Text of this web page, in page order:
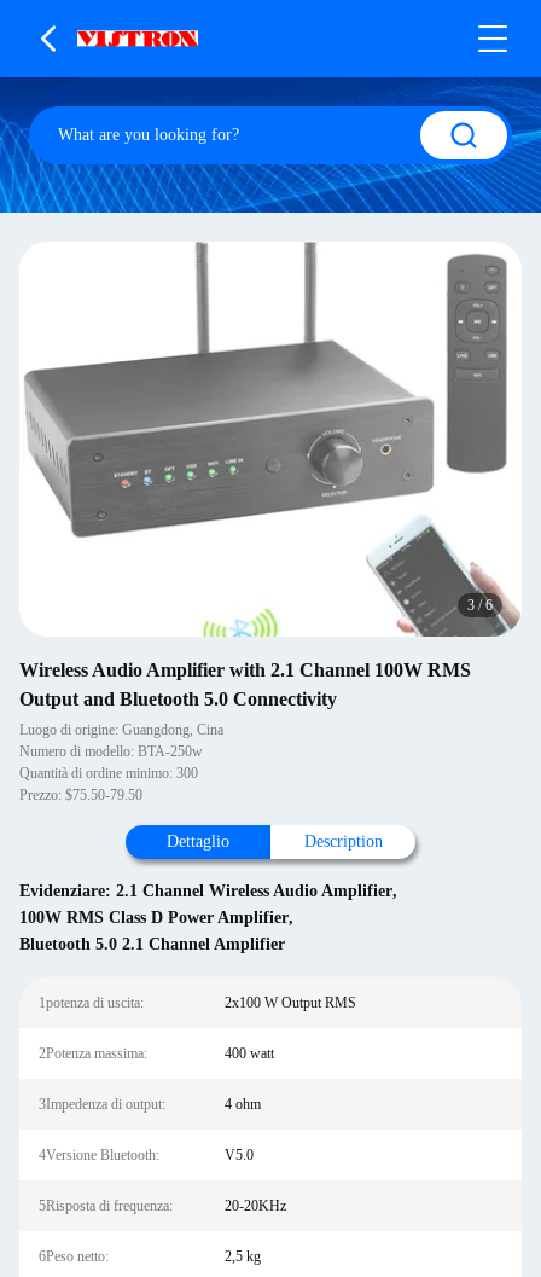
3 /6
Wireless Audio Amplifier with 2.1 Channel 100W RMS
Output and Bluetooth 5.0 Connectivity
Luogo di origine: Guangdong, Cina
Numero di modello: BTA-250w
Quantità di ordine minimo: 300
Prezzo: $75.50-79.50
Dettaglio Description
Evidenziare: 2.1 Channel Wireless Audio Amplifier,
100W RMS Class D Power Amplifier,
Bluetooth 5.0 2.1 Channel Amplifier
1potenza di uscita: 2x100 W Output RMS
2Potenza massima: 400 watt
3Impedenza di output: 4 ohm
4Versione Bluetooth: V5.0
5Risposta di frequenza: 20-20KHz
6Peso netto: 2,5 kg